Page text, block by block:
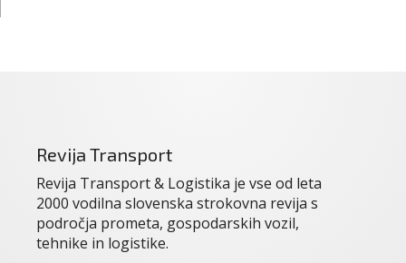
Revija Transport
Revija Transport & Logistika je vse od leta
2000 vodilna slovenska strokovna revija s
področja prometa, gospodarskih vozil,
tehnike in logistike.